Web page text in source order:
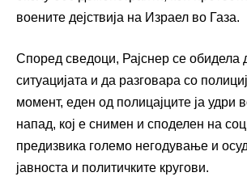
воените дејствија на Израел во Газа.
Според сведоци, Рајснер се обидела
ситуацијата и да разговара со
момент, еден од полицајците ја удри
напад, кој е снимен и споделен на
предизвика големо негодување и
јавноста и политичките кругови.